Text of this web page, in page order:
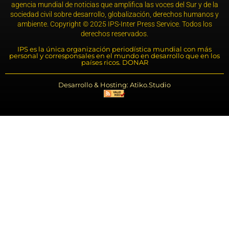
agencia mundial de noticias que amplifica las voces del Sur y de la
sociedad civil sobre desarrollo, globalización, derechos humanos y
ambiente. Copyright © 2025 IPS-Inter Press Service. Todos los
derechos reservados.
IPS es la única organización periodística mundial con más
personal y corresponsales en el mundo en desarrollo que en los
países ricos. DONAR
Desarrollo & Hosting: Atiko.Studio